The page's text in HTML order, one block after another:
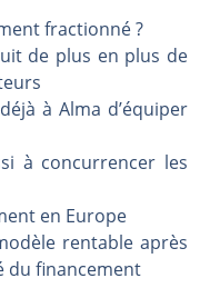
fractionné ?
de plus en plus de
à Alma d’équiper
à concurrencer les
en Europe
rentable après
du financement